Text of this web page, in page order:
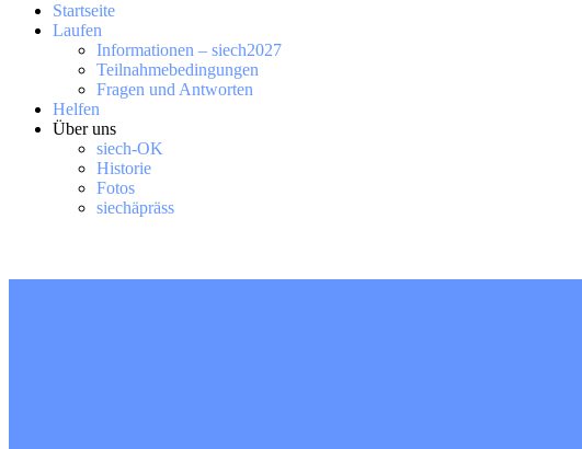
Startseite
Laufen
Informationen – siech2027
Teilnahmebedingungen
Fragen und Antworten
Helfen
Über uns
siech-OK
Historie
Fotos
siechäpräss